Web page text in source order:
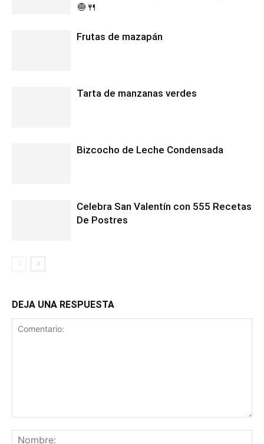
🧅🍴
Frutas de mazapán
Tarta de manzanas verdes
Bizcocho de Leche Condensada
Celebra San Valentín con 555 Recetas
De Postres
DEJA UNA RESPUESTA